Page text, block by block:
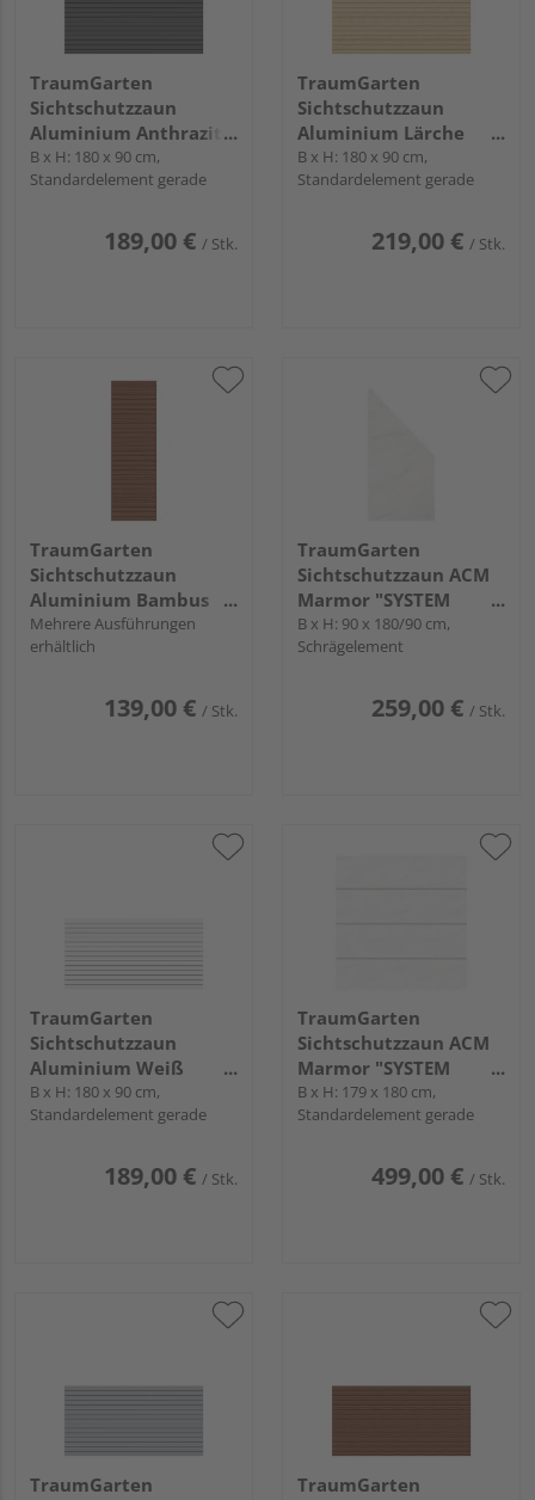
TraumGarten
Sichtschutzzaun
Aluminium Anthrazit
"SYSTEM RHOMBUS"
B x H: 180 x 90 cm,
Standardelement gerade
189,00 € / Stk.
TraumGarten
Sichtschutzzaun
Aluminium Lärche
"SYSTEM RHOMBUS"
B x H: 180 x 90 cm,
Standardelement gerade
219,00 € / Stk.
TraumGarten
Sichtschutzzaun
Aluminium Bambus
"SYSTEM RHOMBUS"
Mehrere Ausführungen
erhältlich
139,00 € / Stk.
TraumGarten
Sichtschutzzaun ACM
Marmor "SYSTEM
BOARD"
B x H: 90 x 180/90 cm,
Schrägelement
259,00 € / Stk.
TraumGarten
Sichtschutzzaun
Aluminium Weiß
"SYSTEM RHOMBUS"
B x H: 180 x 90 cm,
Standardelement gerade
189,00 € / Stk.
TraumGarten
Sichtschutzzaun ACM
Marmor "SYSTEM
BOARD XL"
B x H: 179 x 180 cm,
Standardelement gerade
499,00 € / Stk.
TraumGarten
TraumGarten